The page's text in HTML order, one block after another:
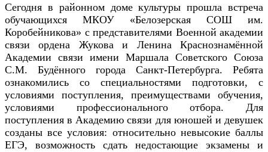
Сегодня в районном доме культуры прошла встреча
обучающихся МКОУ «Белозерская СОШ им.
Коробейникова» с представителями Военной академии
связи ордена Жукова и Ленина Краснознамённой
Академии связи имени Маршала Советского Союза
С.М. Будённого города Санкт-Петербурга. Ребята
ознакомились со специальностями подготовки, с
условиями поступления, преимуществами обучения,
условиями профессионального отбора. Для
поступления в Академию связи для юношей и девушек
созданы все условия: относительно невысокие баллы
ЕГЭ, возможность сдать недостающие экзамены и